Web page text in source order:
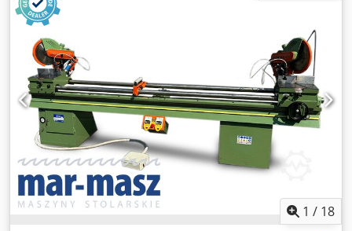
1 / 18